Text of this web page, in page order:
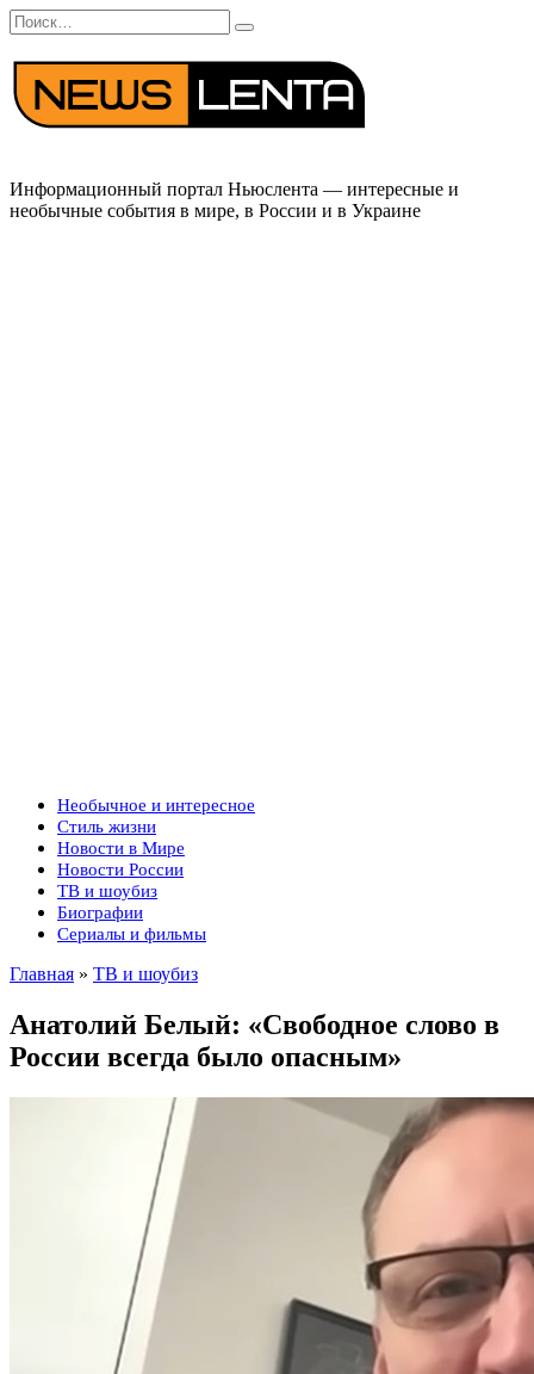
Перейти
к
содержанию
Search
for:
Информационный портал Ньюслента — интересные и
необычные события в мире, в России и в Украине
Необычное и интересное
Стиль жизни
Новости в Мире
Новости России
ТВ и шоубиз
Биографии
Сериалы и фильмы
Главная » ТВ и шоубиз
Анатолий Белый: «Свободное слово в
России всегда было опасным»